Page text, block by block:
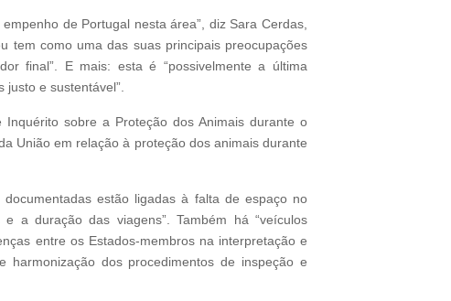
de Portugal nesta área”, diz Sara Cerdas,
tem como uma das suas principais preocupações
final”. E mais: esta é “possivelmente a última
e sustentável”.
sobre a Proteção dos Animais durante o
União em relação à proteção dos animais durante
estão ligadas à falta de espaço no
a duração das viagens”. Também há “veículos
entre os Estados-membros na interpretação e
harmonização dos procedimentos de inspeção e